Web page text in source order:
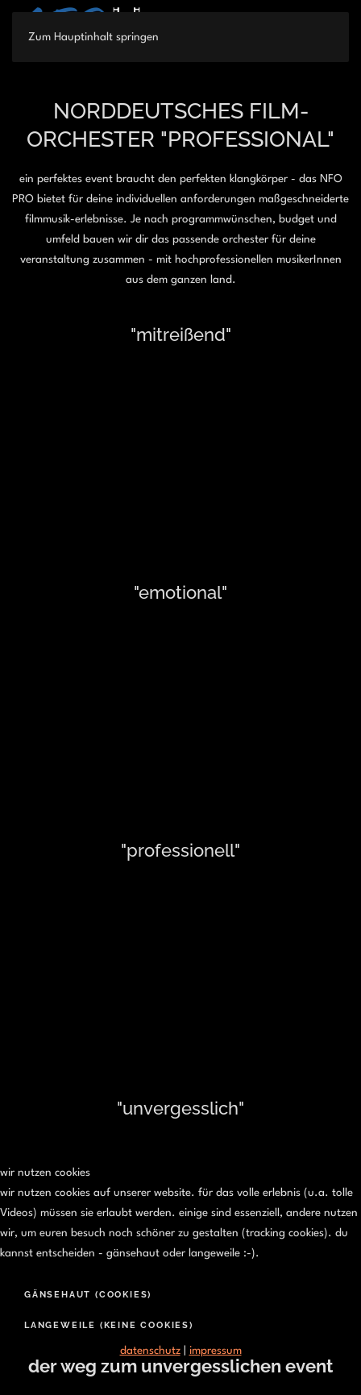
Zum Hauptinhalt springen
NORDDEUTSCHES FILM-
ORCHESTER "PROFESSIONAL"
ein perfektes event braucht den perfekten klangkörper - das NFO
PRO bietet für deine individuellen anforderungen maßgeschneiderte
filmmusik-erlebnisse. Je nach programmwünschen, budget und
umfeld bauen wir dir das passende orchester für deine
veranstaltung zusammen - mit hochprofessionellen musikerInnen
aus dem ganzen land.
"mitreißend"
"emotional"
"professionell"
"unvergesslich"
der weg zum unvergesslichen event
wir nutzen cookies
wir nutzen cookies auf unserer website. für das volle erlebnis (u.a. tolle
Videos) müssen sie erlaubt werden. einige sind essenziell, andere nutzen
wir, um euren besuch noch schöner zu gestalten (tracking cookies). du
kannst entscheiden - gänsehaut oder langeweile :-).
GÄNSEHAUT (COOKIES)
LANGEWEILE (KEINE COOKIES)
datenschutz| impressum